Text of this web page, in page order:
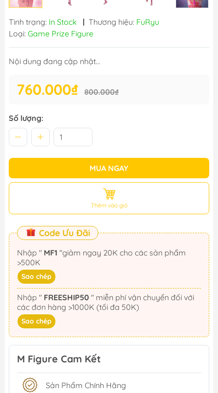
Tình trạng: In Stock | Thương hiệu: FuRyu
Loại: Game Prize Figure
Nội dung đang cập nhật...
760.000₫ 800.000₫
Số lượng:
MUA NGAY
Thêm vào giỏ
Code Ưu Đãi
Nhập " MF1
>500K
Sao chép
Nhập " FREESHIP50
các đơn hàng >1000K (tối đa 50K)
Sao chép
M Figure Cam Kết
Sản Phẩm Chính Hãng